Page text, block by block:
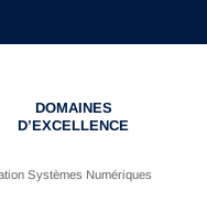
DOMAINES
D’EXCELLENCE
Systèmes Numériques